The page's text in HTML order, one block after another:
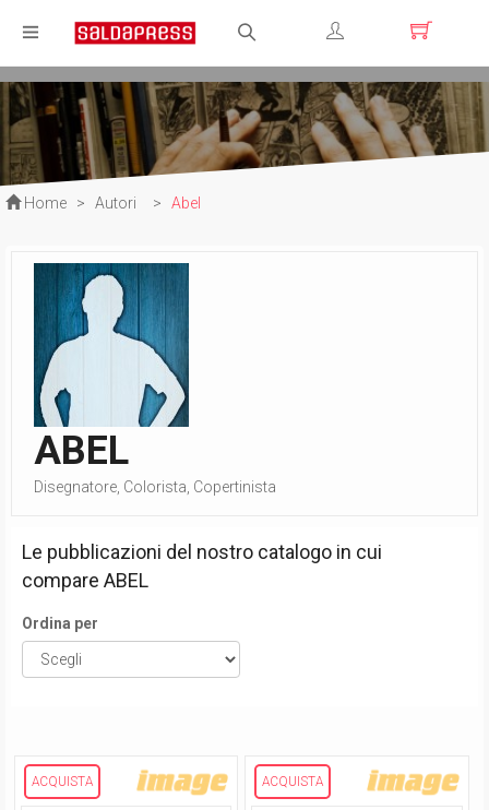
Registrati
Login
Home > Autori > Abel
ABEL
Disegnatore, Colorista, Copertinista
Le pubblicazioni del nostro catalogo in cui
compare ABEL
Ordina per
ACQUISTA ACQUISTA